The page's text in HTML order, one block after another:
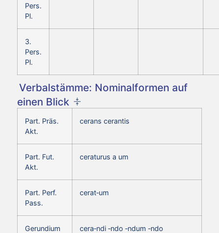
Pers.
Pl.
3.
Pers.
Pl.
Verbalstämme: Nominalformen auf
einen Blick
Part. Präs.
Akt.
cerans cerantis
Part. Fut.
Akt.
ceraturus a um
Part. Perf.
Pass.
cerat‑um
Gerundium cera‑ndi ‑ndo ‑ndum ‑ndo